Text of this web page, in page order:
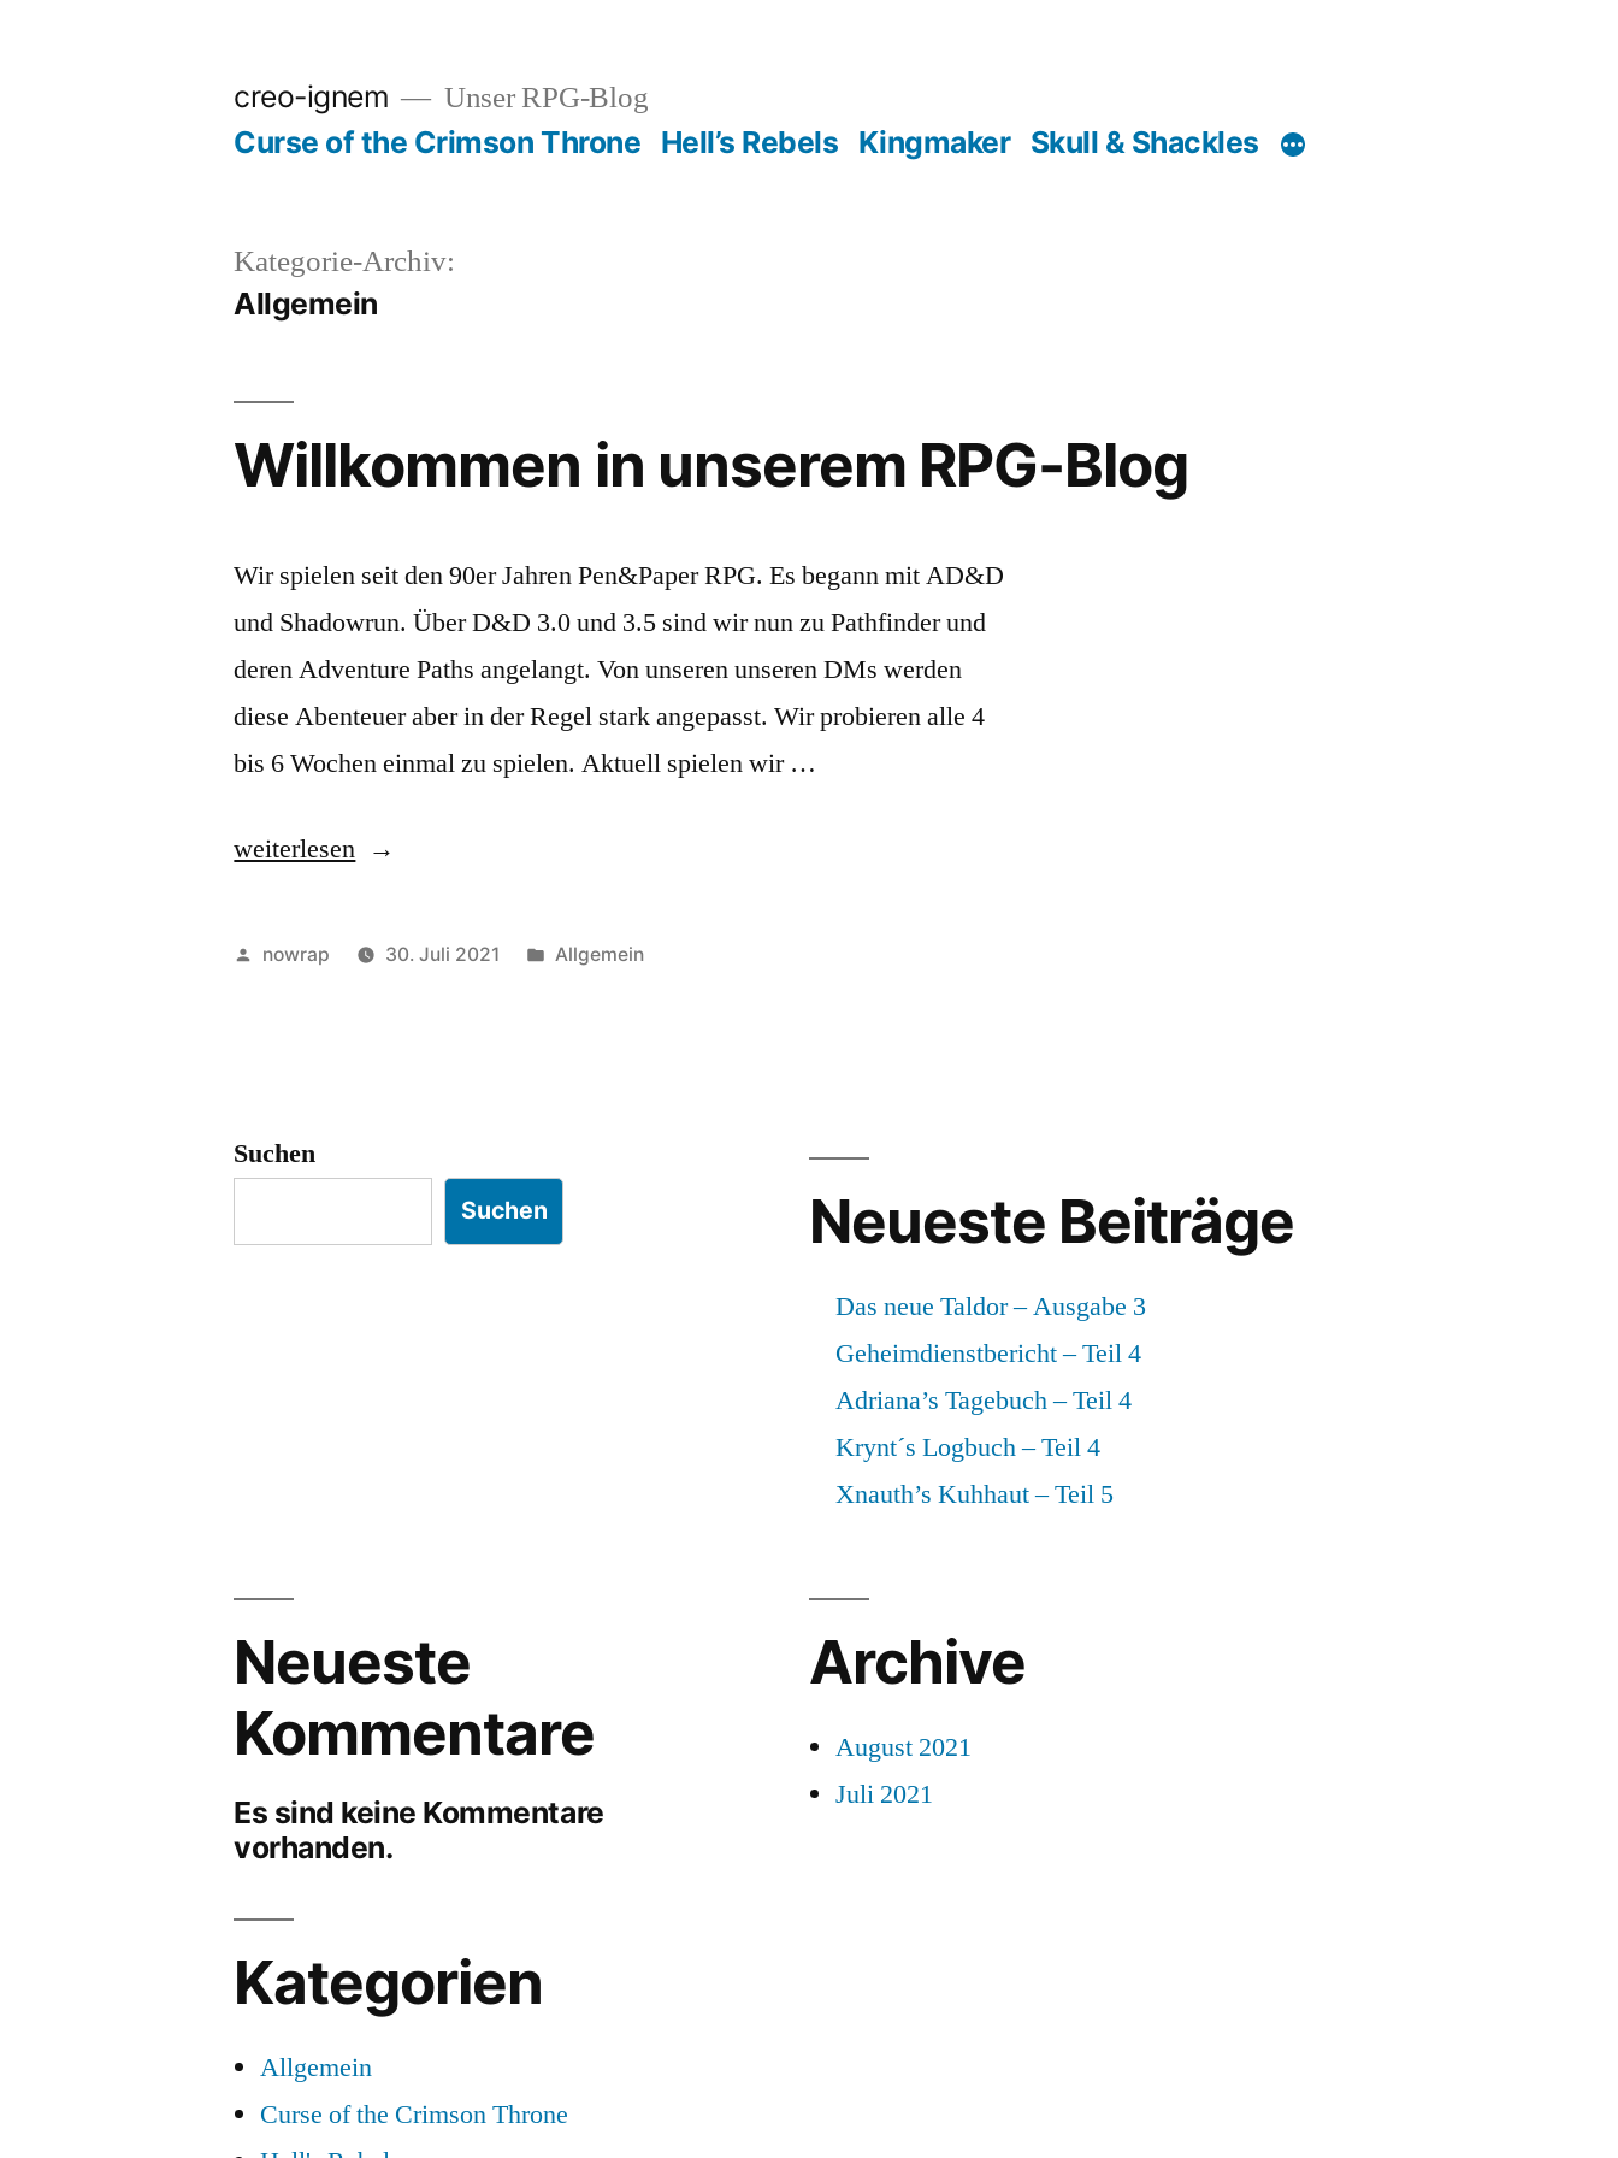
creo-ignem Unser RPG-Blog
Curse of the Crimson Throne Hell’s Rebels Kingmaker Skull & Shackles
Kategorie-Archiv:
Allgemein
Willkommen in unserem RPG-Blog
Wir spielen seit den 90er Jahren Pen&Paper RPG. Es begann mit AD&D
und Shadowrun. Über D&D 3.0 und 3.5 sind wir nun zu Pathfinder und
deren Adventure Paths angelangt. Von unseren unseren DMs werden
diese Abenteuer aber in der Regel stark angepasst. Wir probieren alle 4
bis 6 Wochen einmal zu spielen. Aktuell spielen wir …
„Willkommen
unserem
weiterlesen
Veröffentlicht
nowrap 30. Juli 2021
Veröffentlicht
Allgemein
Suchen
Suchen Neueste Beiträge
Das neue Taldor – Ausgabe 3
Geheimdienstbericht – Teil 4
Adriana’s Tagebuch – Teil 4
Krynt´s Logbuch – Teil 4
Xnauth’s Kuhhaut – Teil 5
Neueste
Kommentare
Es sind keine Kommentare
vorhanden.
Archive
August 2021
Juli 2021
Kategorien
Allgemein
Curse of the Crimson Throne